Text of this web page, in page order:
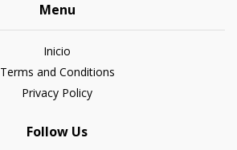
Menu
Inicio
Terms and Conditions
Privacy Policy
Follow Us